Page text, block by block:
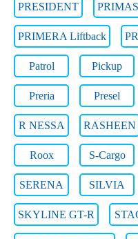
PRESIDENT
PRIMERA Liftback
Patrol Pickup
Preria Presel
R NESSA RASHEEN
Roox S-Cargo
SERENA SILVIA
SKYLINE GT-R